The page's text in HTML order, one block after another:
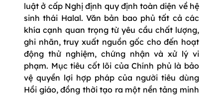
luật ở cấp Nghị định quy định toàn diện về hệ
sinh thái Halal. Văn bản bao phủ tất cả các
khía cạnh quan trọng từ yêu cầu chất lượng,
ghi nhãn, truy xuất nguồn gốc cho đến hoạt
động thử nghiệm, chứng nhận và xử lý vi
phạm. Mục tiêu cốt lõi của Chính phủ là bảo
vệ quyền lợi hợp pháp của người tiêu dùng
Hồi giáo, đồng thời tạo ra một nền tảng minh